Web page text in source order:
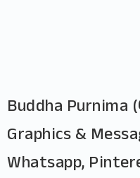
Buddha Purnima
Graphics &
Whatsapp,